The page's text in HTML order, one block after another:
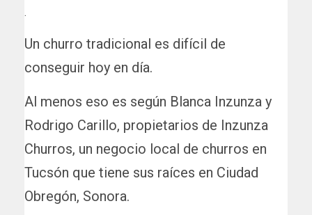
.
Un churro tradicional es difícil de
conseguir hoy en día.
Al menos eso es según Blanca Inzunza y
Rodrigo Carillo, propietarios de Inzunza
Churros, un negocio local de churros en
Tucsón que tiene sus raíces en Ciudad
Obregón, Sonora.